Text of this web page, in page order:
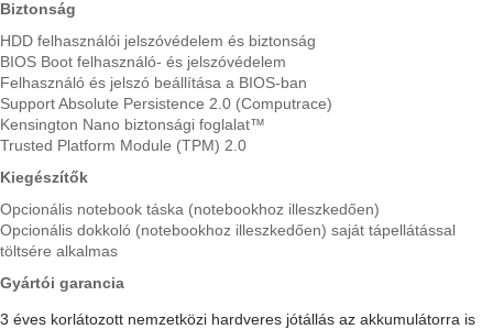
Biztonság
HDD felhasználói jelszóvédelem és biztonság
BIOS Boot felhasználó- és jelszóvédelem
Felhasználó és jelszó beállítása a BIOS-ban
Support Absolute Persistence 2.0 (Computrace)
Kensington Nano biztonsági foglalat™
Trusted Platform Module (TPM) 2.0
Kiegészítők
Opcionális notebook táska (notebookhoz illeszkedően)
Opcionális dokkoló (notebookhoz illeszkedően) saját tápellátással
töltsére alkalmas
Gyártói garancia
3 éves korlátozott nemzetközi hardveres jótállás az akkumulátorra is